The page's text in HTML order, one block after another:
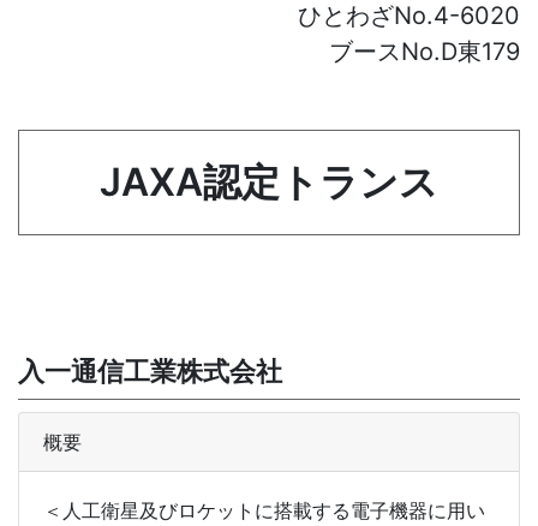
ひとわざNo.4-6020
ブースNo.D東179
JAXA認定トランス
入一通信工業株式会社
概要
＜人工衛星及びロケットに搭載する電子機器に用い